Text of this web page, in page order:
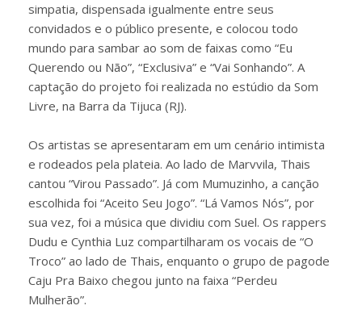
simpatia, dispensada igualmente entre seus
convidados e o público presente, e colocou todo
mundo para sambar ao som de faixas como “Eu
Querendo ou Não”, “Exclusiva” e “Vai Sonhando”. A
captação do projeto foi realizada no estúdio da Som
Livre, na Barra da Tijuca (RJ).
Os artistas se apresentaram em um cenário intimista
e rodeados pela plateia. Ao lado de Marvvila, Thais
cantou “Virou Passado”. Já com Mumuzinho, a canção
escolhida foi “Aceito Seu Jogo”. “Lá Vamos Nós”, por
sua vez, foi a música que dividiu com Suel. Os rappers
Dudu e Cynthia Luz compartilharam os vocais de “O
Troco” ao lado de Thais, enquanto o grupo de pagode
Caju Pra Baixo chegou junto na faixa “Perdeu
Mulherão”.